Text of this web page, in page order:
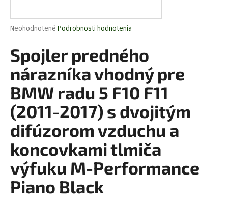
Priemerné
produktu
je
5
hviezdičiek.
Neohodnotené Podrobnosti hodnotenia
Spojler predného
nárazníka vhodný pre
BMW radu 5 F10 F11
(2011-2017) s dvojitým
difúzorom vzduchu a
koncovkami tlmiča
výfuku M-Performance
Piano Black
j
ť
?
HĽADAŤ
d
p
o